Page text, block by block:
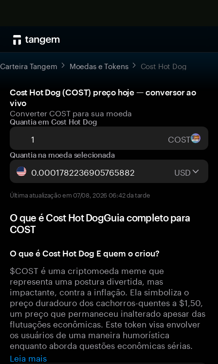
Carteira Tangem Moedas e Tokens Cost Hot Dog
Cost Hot Dog (COST) preço hoje — conversor ao
vivo
Converter COST para sua moeda
Quantia em Cost Hot Dog
COST
Quantia na moeda selecionada
USD
Última atualização em 07/08, 2026 06:42 da tarde
O que é Cost Hot DogGuia completo para
COST
O que é Cost Hot Dog E quem o criou?
$COST é uma criptomoeda meme que
representa uma postura divertida, mas
impactante, contra a inflação. Ela simboliza o
preço duradouro dos cachorros-quentes a $1,50,
um preço que permaneceu inalterado apesar das
flutuações econômicas. Este token visa envolver
os usuários de uma maneira humorística
enquanto aborda questões econômicas sérias.
Leia mais